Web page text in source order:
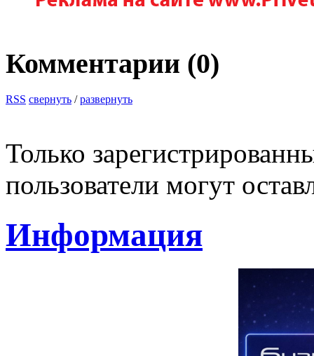
Комментарии (0)
RSS свернуть /развернуть
Только
пользователи могут
Информация